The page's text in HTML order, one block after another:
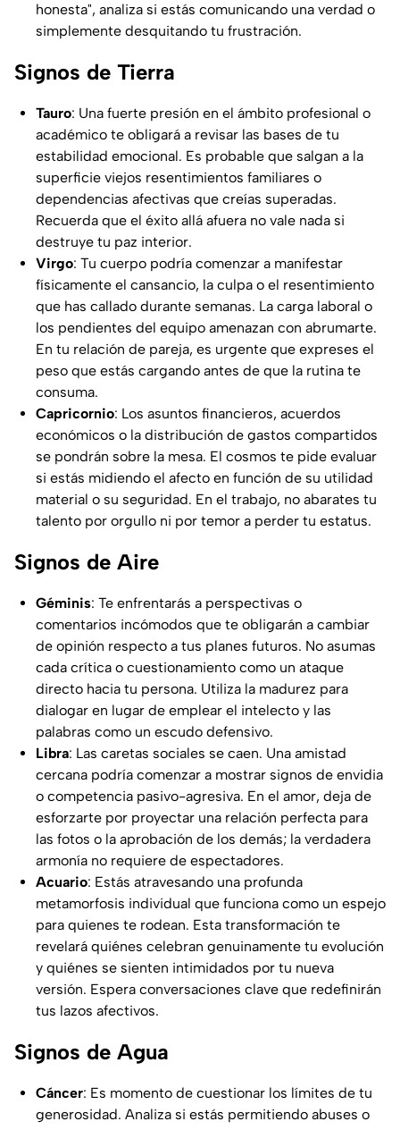
honesta", analiza si estás comunicando una verdad o
simplemente desquitando tu frustración.
Signos de Tierra
Tauro: Una fuerte presión en el ámbito profesional o
académico te obligará a revisar las bases de tu
estabilidad emocional. Es probable que salgan a la
superficie viejos resentimientos familiares o
dependencias afectivas que creías superadas.
Recuerda que el éxito allá afuera no vale nada si
destruye tu paz interior.
Virgo: Tu cuerpo podría comenzar a manifestar
físicamente el cansancio, la culpa o el resentimiento
que has callado durante semanas. La carga laboral o
los pendientes del equipo amenazan con abrumarte.
En tu relación de pareja, es urgente que expreses el
peso que estás cargando antes de que la rutina te
consuma.
Capricornio: Los asuntos financieros, acuerdos
económicos o la distribución de gastos compartidos
se pondrán sobre la mesa. El cosmos te pide evaluar
si estás midiendo el afecto en función de su utilidad
material o su seguridad. En el trabajo, no abarates tu
talento por orgullo ni por temor a perder tu estatus.
Signos de Aire
Géminis: Te enfrentarás a perspectivas o
comentarios incómodos que te obligarán a cambiar
de opinión respecto a tus planes futuros. No asumas
cada crítica o cuestionamiento como un ataque
directo hacia tu persona. Utiliza la madurez para
dialogar en lugar de emplear el intelecto y las
palabras como un escudo defensivo.
Libra: Las caretas sociales se caen. Una amistad
cercana podría comenzar a mostrar signos de envidia
o competencia pasivo-agresiva. En el amor, deja de
esforzarte por proyectar una relación perfecta para
las fotos o la aprobación de los demás; la verdadera
armonía no requiere de espectadores.
Acuario: Estás atravesando una profunda
metamorfosis individual que funciona como un espejo
para quienes te rodean. Esta transformación te
revelará quiénes celebran genuinamente tu evolución
y quiénes se sienten intimidados por tu nueva
versión. Espera conversaciones clave que redefinirán
tus lazos afectivos.
Signos de Agua
Cáncer: Es momento de cuestionar los límites de tu
generosidad. Analiza si estás permitiendo abuses o